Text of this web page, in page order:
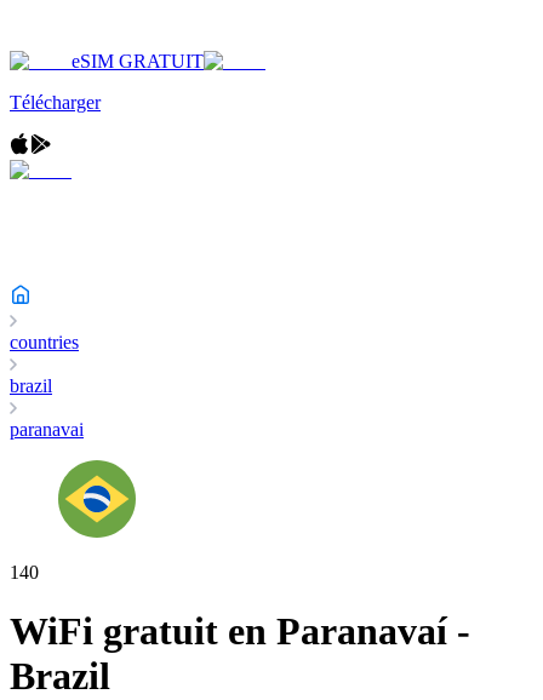
eSIM GRATUIT
Télécharger
countries
brazil
paranavai
140
WiFi gratuit en Paranavaí-
Brazil